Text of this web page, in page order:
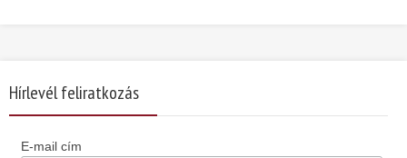
Hírlevél feliratkozás
E-mail cím